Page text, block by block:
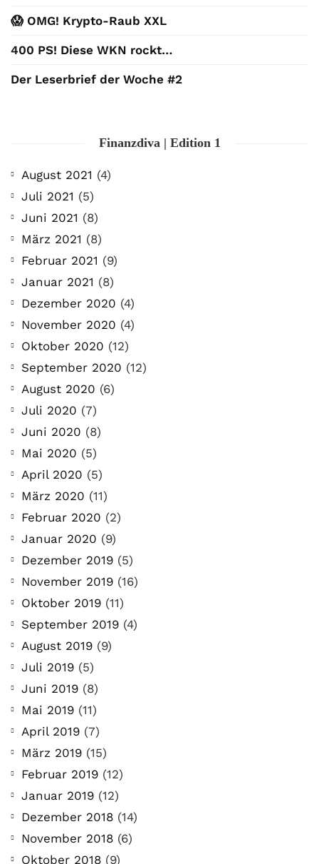
😱 OMG! Krypto-Raub XXL
400 PS! Diese WKN rockt…
Der Leserbrief der Woche #2
Finanzdiva | Edition 1
August 2021 (4)
Juli 2021 (5)
Juni 2021 (8)
März 2021 (8)
Februar 2021 (9)
Januar 2021 (8)
Dezember 2020 (4)
November 2020 (4)
Oktober 2020 (12)
September 2020 (12)
August 2020 (6)
Juli 2020 (7)
Juni 2020 (8)
Mai 2020 (5)
April 2020 (5)
März 2020 (11)
Februar 2020 (2)
Januar 2020 (9)
Dezember 2019 (5)
November 2019 (16)
Oktober 2019 (11)
September 2019 (4)
August 2019 (9)
Juli 2019 (5)
Juni 2019 (8)
Mai 2019 (11)
April 2019 (7)
März 2019 (15)
Februar 2019 (12)
Januar 2019 (12)
Dezember 2018 (14)
November 2018 (6)
Oktober 2018 (9)